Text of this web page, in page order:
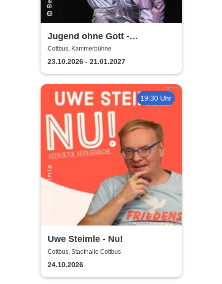
Jugend ohne Gott -
Staatstheater Cottbus
Cottbus, Kammerbühne
23.10.2026 - 21.01.2027
19:30 Uhr
Uwe Steimle - Nu!
Cottbus, Stadthalle Cottbus
24.10.2026